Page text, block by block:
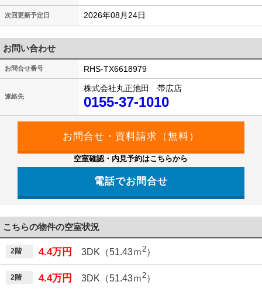
次回更新予定日 2026年08月24日
お問い合わせ
お問合せ番号 RHS-TX6618979
連絡先
株式会社丸正池田 帯広店
0155-37-1010
空室確認・内見予約はこちらから
電話でお問合せ
こちらの物件の空室状況
2階 4.4万円 3DK（51.43ｍ2）
2階 4.4万円 3DK（51.43ｍ2）